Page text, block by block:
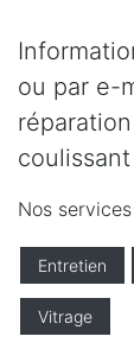
ou par e-
Nos services
Entretien
Vitrage